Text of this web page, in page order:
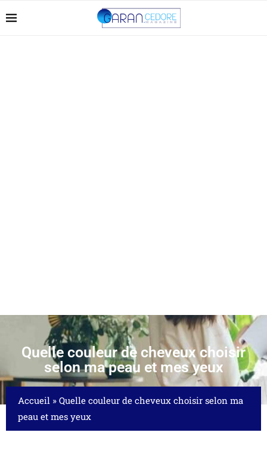
Quelle couleur de cheveux choisir
selon ma peau et mes yeux
Accueil » Quelle couleur de cheveux choisir selon ma
peau et mes yeux